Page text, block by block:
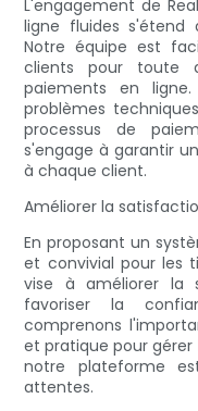
L'engagement de
ligne fluides s'étend
Notre équipe est
clients pour toute
paiements en
problèmes
processus de
s'engage à garantir
à chaque client.
Améliorer la
En proposant un
et convivial pour les
vise à améliorer la
favoriser la
comprenons
et pratique pour
notre plateforme
attentes.